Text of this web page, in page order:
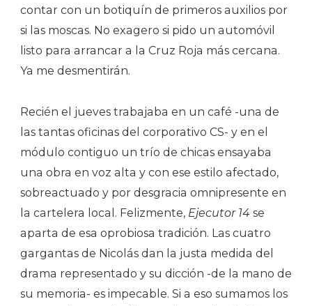
contar con un botiquín de primeros auxilios por
si las moscas. No exagero si pido un automóvil
listo para arrancar a la Cruz Roja más cercana.
Ya me desmentirán.
Recién el jueves trabajaba en un café -una de
las tantas oficinas del corporativo CS- y en el
módulo contiguo un trío de chicas ensayaba
una obra en voz alta y con ese estilo afectado,
sobreactuado y por desgracia omnipresente en
la cartelera local. Felizmente, Ejecutor 14 se
aparta de esa oprobiosa tradición. Las cuatro
gargantas de Nicolás dan la justa medida del
drama representado y su dicción -de la mano de
su memoria- es impecable. Si a eso sumamos los